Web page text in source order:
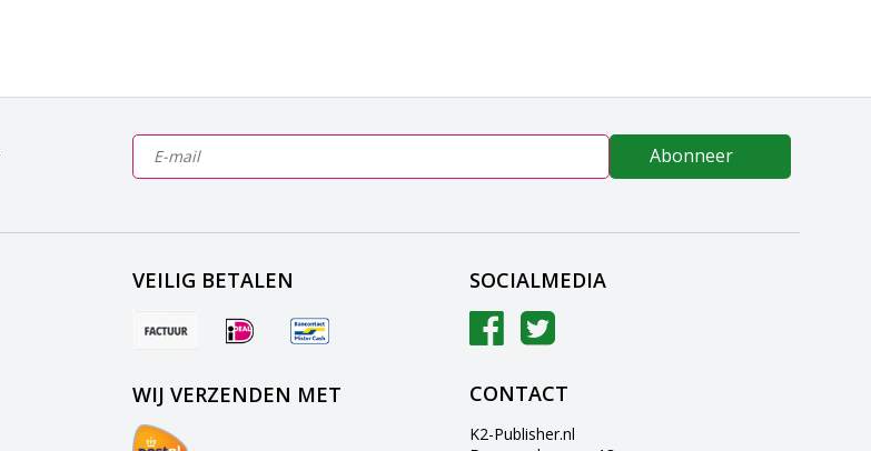
Abonneer
VEILIG BETALEN
WIJ VERZENDEN MET
SOCIALMEDIA
CONTACT
K2-Publisher.nl